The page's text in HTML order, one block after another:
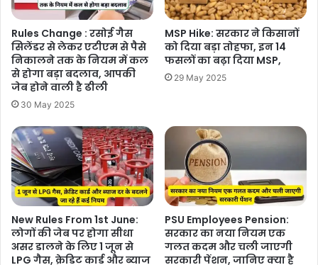
Rules Change : रसोई गैस
सिलेंडर से लेकर एटीएम से पैसे
निकालने तक के नियम में कल
से होगा बड़ा बदलाव, आपकी
जेब होने वाली है ढीली
30 May 2025
MSP Hike: सरकार ने किसानों
को दिया बड़ा तोहफा, इन 14
फसलों का बढ़ा दिया MSP,
29 May 2025
New Rules From 1st June:
लोगों की जेब पर होगा सीधा
असर डालने के लिए 1 जून से
LPG गैस, क्रेड‍िट कार्ड और ब्‍याज
PSU Employees Pension:
सरकार का नया नियम एक
गलत कदम और चली जाएगी
सरकारी पेंशन, जानिए क्या है